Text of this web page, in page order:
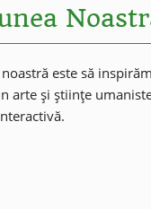
este să
arte și științe